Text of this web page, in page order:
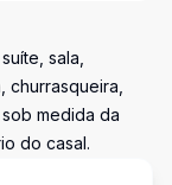
sala,
medida da
do casal.